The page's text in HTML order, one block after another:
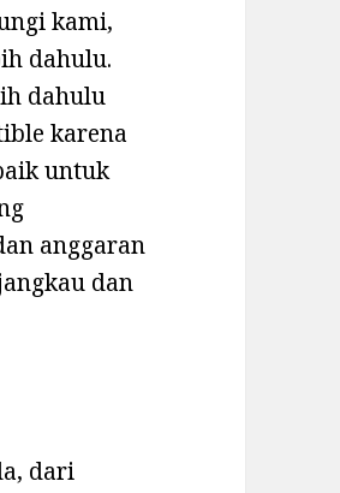
kami,
dahulu.
dahulu
karena
untuk
anggaran
dan
dari